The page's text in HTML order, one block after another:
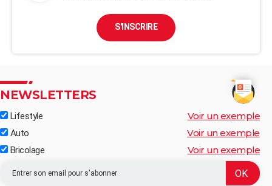
S'INSCRIRE
NEWSLETTERS
Lifestyle Voir un exemple
Auto Voir un exemple
Bricolage Voir un exemple